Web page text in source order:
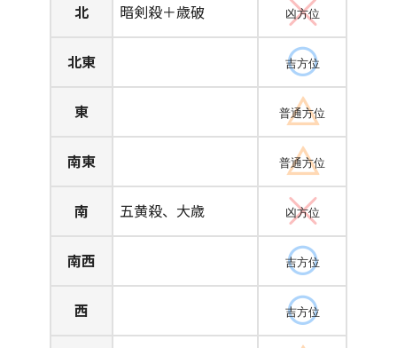
北 暗剣殺＋歳破 凶方位
北東 吉方位
東 普通方位
南東 普通方位
南 五黄殺、大歳 凶方位
南西 吉方位
西 吉方位